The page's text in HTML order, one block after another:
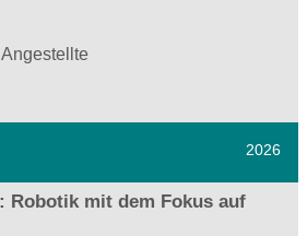
2026
Robotik mit dem Fokus auf